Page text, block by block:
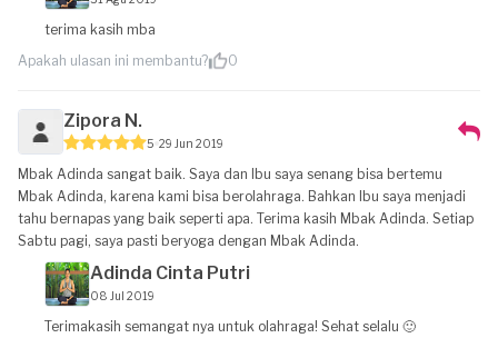
terima kasih mba
Apakah ulasan ini membantu?
0
Zipora N.
5 29 Jun 2019
Mbak Adinda sangat baik. Saya dan Ibu saya senang bisa bertemu
Mbak Adinda, karena kami bisa berolahraga. Bahkan Ibu saya menjadi
tahu bernapas yang baik seperti apa. Terima kasih Mbak Adinda. Setiap
Sabtu pagi, saya pasti beryoga dengan Mbak Adinda.
Adinda Cinta Putri
08 Jul 2019
Terimakasih semangat nya untuk olahraga! Sehat selalu 🙂